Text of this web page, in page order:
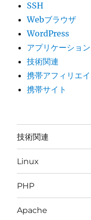
SSH
Webブラウザ
WordPress
アプリケーション
技術関連
携帯アフィリエイ
携帯サイト
技術関連
Linux
PHP
Apache